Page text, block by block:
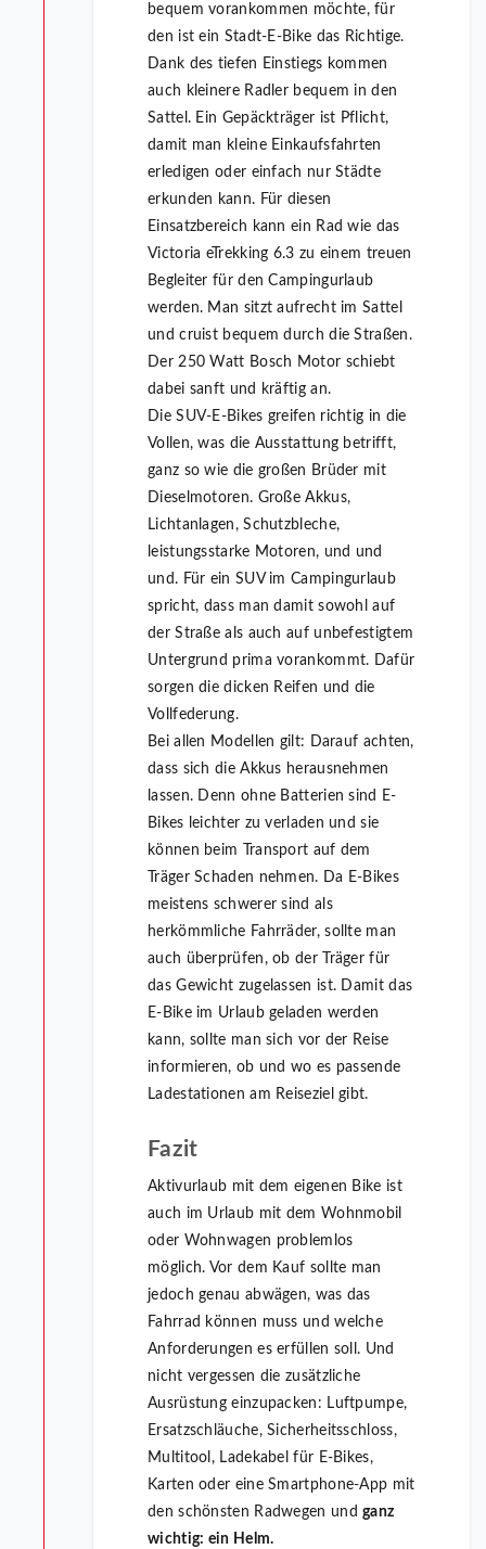
bequem vorankommen möchte, für
den ist ein Stadt-E-Bike das Richtige.
Dank des tiefen Einstiegs kommen
auch kleinere Radler bequem in den
Sattel. Ein Gepäckträger ist Pflicht,
damit man kleine Einkaufsfahrten
erledigen oder einfach nur Städte
erkunden kann. Für diesen
Einsatzbereich kann ein Rad wie das
Victoria eTrekking 6.3 zu einem treuen
Begleiter für den Campingurlaub
werden. Man sitzt aufrecht im Sattel
und cruist bequem durch die Straßen.
Der 250 Watt Bosch Motor schiebt
dabei sanft und kräftig an.
Die SUV-E-Bikes greifen richtig in die
Vollen, was die Ausstattung betrifft,
ganz so wie die großen Brüder mit
Dieselmotoren. Große Akkus,
Lichtanlagen, Schutzbleche,
leistungsstarke Motoren, und und
und. Für ein SUV im Campingurlaub
spricht, dass man damit sowohl auf
der Straße als auch auf unbefestigtem
Untergrund prima vorankommt. Dafür
sorgen die dicken Reifen und die
Vollfederung.
Bei allen Modellen gilt: Darauf achten,
dass sich die Akkus herausnehmen
lassen. Denn ohne Batterien sind E-
Bikes leichter zu verladen und sie
können beim Transport auf dem
Träger Schaden nehmen. Da E-Bikes
meistens schwerer sind als
herkömmliche Fahrräder, sollte man
auch überprüfen, ob der Träger für
das Gewicht zugelassen ist. Damit das
E-Bike im Urlaub geladen werden
kann, sollte man sich vor der Reise
informieren, ob und wo es passende
Ladestationen am Reiseziel gibt.
Fazit
Aktivurlaub mit dem eigenen Bike ist
auch im Urlaub mit dem Wohnmobil
oder Wohnwagen problemlos
möglich. Vor dem Kauf sollte man
jedoch genau abwägen, was das
Fahrrad können muss und welche
Anforderungen es erfüllen soll. Und
nicht vergessen die zusätzliche
Ausrüstung einzupacken: Luftpumpe,
Ersatzschläuche, Sicherheitsschloss,
Multitool, Ladekabel für E-Bikes,
Karten oder eine Smartphone-App mit
den schönsten Radwegen undganz
wichtig: ein Helm.